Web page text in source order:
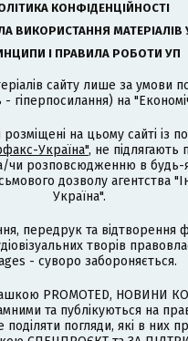
КОНФІДЕНЦІЙНОСТІ
ВИКОРИСТАННЯ МАТЕРІАЛІВ
І ПРАВИЛА РОБОТИ УП
сайту лише за умови
гіперпосилання) на
розміщені на цьому сайті із
Україна", не
чи розповсюдженню в будь-
дозволу агентства
Україна".
передрук та відтворення
творів
- суворо забороняється.
PROMOTED, НОВИНИ
та публікуються на
погляди, які в них